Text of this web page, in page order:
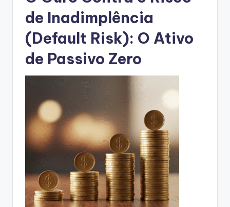
de Inadimplência
(Default Risk): O Ativo
de Passivo Zero